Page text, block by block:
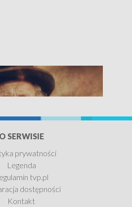
bliżej
O SERWISIE
prywatności
Legenda
tvp.pl
dostępności
Kontakt